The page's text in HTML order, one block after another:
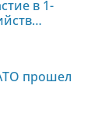
в 1-
прошел